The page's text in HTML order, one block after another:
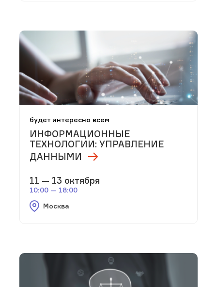
будет интересно всем
ИНФОРМАЦИОННЫЕ
ТЕХНОЛОГИИ: УПРАВЛЕНИЕ
ДАННЫМИ
11 — 13 октября
10:00 — 18:00
Москва